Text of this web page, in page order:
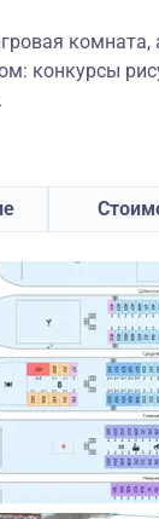
комната,
конкурсы